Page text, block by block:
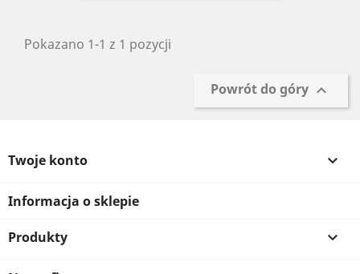
Pokazano 1-1 z 1 pozycji
Powrót do góry 
Twoje konto 
Informacja o sklepie
Produkty 